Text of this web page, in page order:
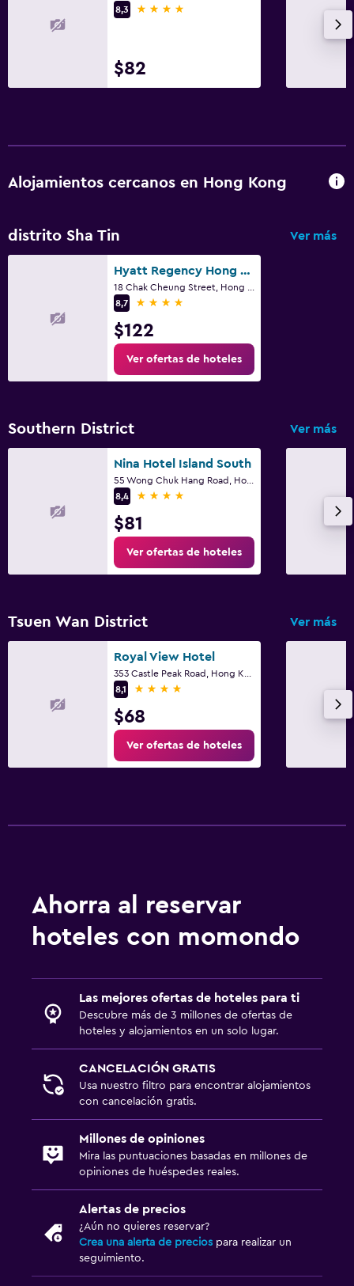
8,3
4 estrellas
$82
Alojamientos cercanos en Hong Kong
distrito Sha Tin Ver más
Hyatt Regency Hong Kong Sha Tin
8,7
4 estrellas
$122
Ver ofertas de hoteles
Southern District Ver más
Nina Hotel Island South
8,4
4 estrellas
$81
Ver ofertas de hoteles
Tsuen Wan District Ver más
Royal View Hotel
8,1
4 estrellas
$68
Ver ofertas de hoteles
Ahorra al reservar
hoteles con momondo
Las mejores ofertas de hoteles para ti
Descubre más de 3 millones de ofertas de
hoteles y alojamientos en un solo lugar.
CANCELACIÓN GRATIS
Usa nuestro filtro para encontrar alojamientos
con cancelación gratis.
Millones de opiniones
Mira las puntuaciones basadas en millones de
opiniones de huéspedes reales.
Alertas de precios
¿Aún no quieres reservar?
Crea una alerta de precios para realizar un
seguimiento.